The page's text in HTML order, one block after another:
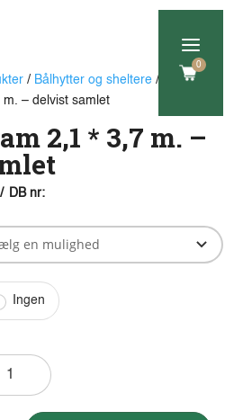
a
0
/ Bålhytter og sheltere/ Shelter
– delvist samlet
2,1 * 3,7 m. –
/ DB nr:
Ingen